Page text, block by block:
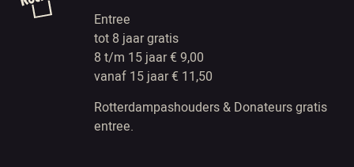
Entree
tot 8 jaar gratis
8 t/m 15 jaar € 9,00
vanaf 15 jaar € 11,50
Rotterdampashouders & Donateurs gratis
entree.